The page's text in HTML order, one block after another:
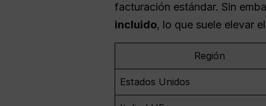
facturación estándar. Sin
incluido, lo que suele elevar
Región
Estados Unidos